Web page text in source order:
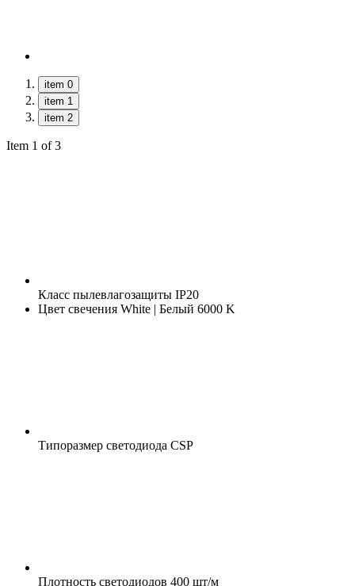
item 0
item 1
item 2
Item 1 of 3
Класс пылевлагозащиты IP20
Цвет свечения White | Белый 6000 K
Типоразмер светодиода CSP
Плотность светодиодов 400 шт/м